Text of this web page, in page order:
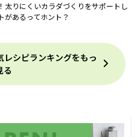
太りにくいカラダづくりをサポートし
があるってホント？
シピランキングをもっ
る